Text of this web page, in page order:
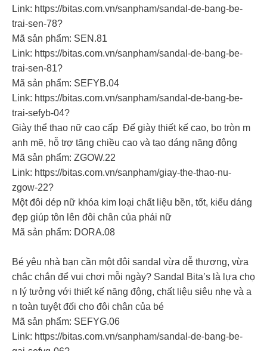
Link: https://bitas.com.vn/sanpham/sandal-de-bang-be-
trai-sen-78?
Mã sản phẩm: SEN.81
Link: https://bitas.com.vn/sanpham/sandal-de-bang-be-
trai-sen-81?
Mã sản phẩm: SEFYB.04
Link: https://bitas.com.vn/sanpham/sandal-de-bang-be-
trai-sefyb-04?
Giày thể thao nữ cao cấp Đế giày thiết kế cao, bo tròn m
ạnh mẽ, hỗ trợ tăng chiều cao và tạo dáng năng động
Mã sản phẩm: ZGOW.22
Link: https://bitas.com.vn/sanpham/giay-the-thao-nu-
zgow-22?
Một đôi dép nữ khóa kim loại chất liệu bền, tốt, kiểu dáng
đẹp giúp tôn lên đôi chân của phái nữ
Mã sản phẩm: DORA.08
Bé yêu nhà bạn cần một đôi sandal vừa dễ thương, vừa
chắc chắn để vui chơi mỗi ngày? Sandal Bita’s là lựa chọ
n lý tưởng với thiết kế năng động, chất liệu siêu nhẹ và a
n toàn tuyệt đối cho đôi chân của bé
Mã sản phẩm: SEFYG.06
Link: https://bitas.com.vn/sanpham/sandal-de-bang-be-